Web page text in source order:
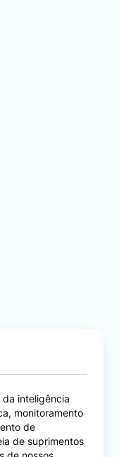
da inteligência
monitoramento
de
de suprimentos